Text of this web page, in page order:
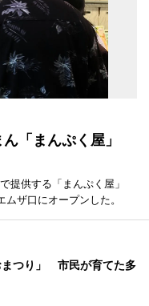
ん「まんぷく屋」
提供する「まんぷく屋」
ムザ口にオープンした。
まつり」 市民が育てた多